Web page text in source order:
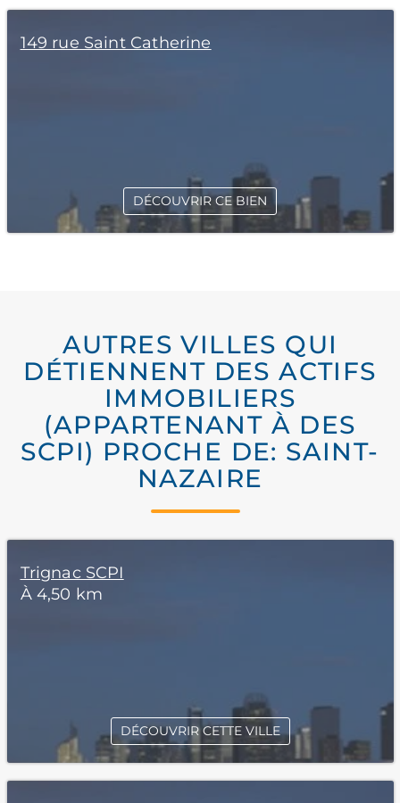
149 rue Saint Catherine
DÉCOUVRIR CE BIEN
AUTRES VILLES QUI
DÉTIENNENT DES ACTIFS
IMMOBILIERS
(APPARTENANT À DES
SCPI) PROCHE DE: SAINT-
NAZAIRE
Trignac SCPI
À 4,50 km
DÉCOUVRIR CETTE VILLE